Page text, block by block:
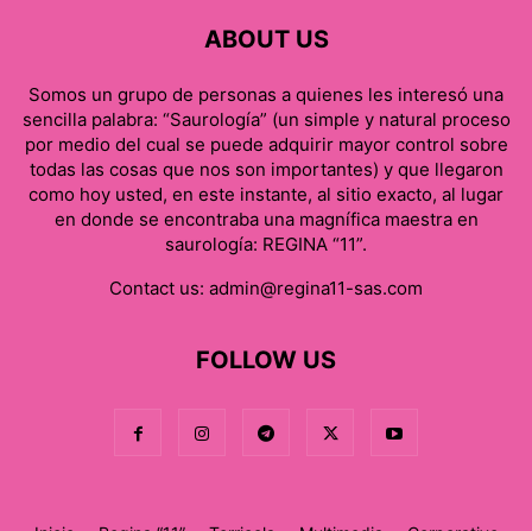
ABOUT US
Somos un grupo de personas a quienes les interesó una
sencilla palabra: “Saurología” (un simple y natural proceso
por medio del cual se puede adquirir mayor control sobre
todas las cosas que nos son importantes) y que llegaron
como hoy usted, en este instante, al sitio exacto, al lugar
en donde se encontraba una magnífica maestra en
saurología: REGINA “11”.
Contact us: admin@regina11-sas.com
FOLLOW US